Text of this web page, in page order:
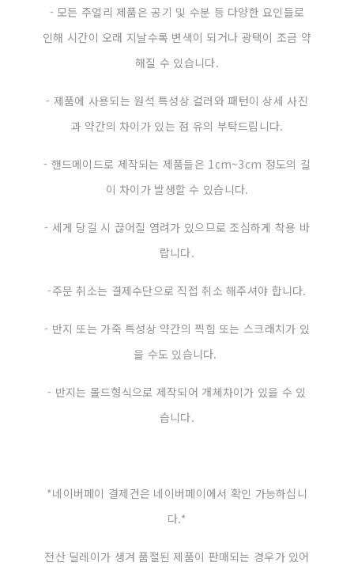
- 모든 주얼리 제품은 공기 및 수분 등 다양한 요인들로
인해 시간이 오래 지날수록 변색이 되거나 광택이 조금 약
해질 수 있습니다.
- 제품에 사용되는 원석 특성상 컬러와 패턴이 상세 사진
과 약간의 차이가 있는 점 유의 부탁드립니다.
- 핸드메이드로 제작되는 제품들은 1cm~3cm 정도의 길
이 차이가 발생할 수 있습니다.
- 세게 당길 시 끊어질 염려가 있으므로 조심하게 착용 바
랍니다.
-주문 취소는 결제수단으로 직접 취소 해주셔야 합니다.
- 반지 또는 가죽 특성상 약간의 찍힘 또는 스크래치가 있
을 수도 있습니다.
- 반지는 몰드형식으로 제작되어 개체차이가 있을 수 있
습니다.
*​​​​​​네이버페이 결제건은 네이버페이에서 확인 가능하십니
다.*
전산 딜레이가 생겨 품절된 제품이 판매되는 경우가 있어